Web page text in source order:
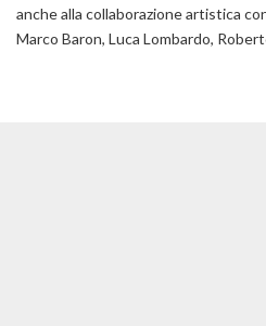
anche alla collaborazione artistica
Marco Baron, Luca Lombardo,